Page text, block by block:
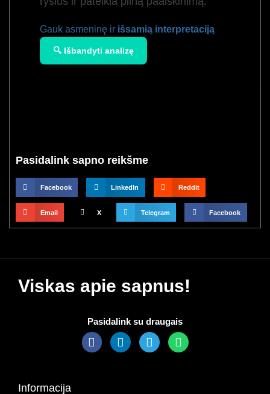
Gauk asmeninę ir išsamią interpretaciją
🔍 Išbandyti analizę
Pasidalink sapno reikšme
Facebook LinkedIn Reddit
Email X Telegram Facebook
Viskas apie sapnus!
Pasidalink su draugais
Informacija